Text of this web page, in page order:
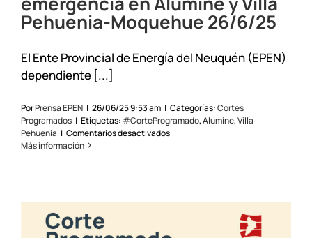
Pehuenia-Moquehue 26/6/25
El Ente Provincial de Energía del Neuquén (EPEN)
dependiente [...]
PorPrensa EPEN | 26/06/25 9:53 am | Categorías:Cortes
Programados | Etiquetas: #CorteProgramado,Alumine,Villa
Pehuenia | Comentarios desactivadosen
programado
Más información